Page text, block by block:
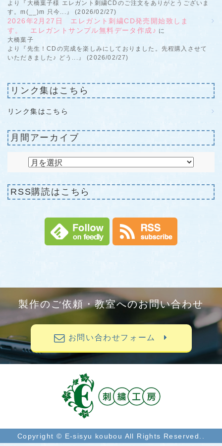
より『大橋葉子様 エレガント刺繍CDのご注文をありがとうございま
す。m(__)m 只今...』 (2026/02/27)
2026年2月27日 エレガント刺繍CD発売開始致しま
す。 エレガントサンプル無料データ作成♪ に
大橋葉子
より『先生！CDの完成を楽しみにしておりました。先程購入させて
いただきました♪ どう...』 (2026/02/27)
リンク集はこちら
リンク集はこちら
月間アーカイブ
RSS購読はこちら
製作のご依頼・教室へのお問い合わせ
お問い合わせフォーム
Copyright © E-sisyu koubou All Rights Reserved..